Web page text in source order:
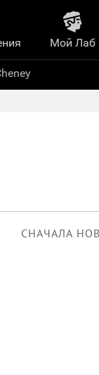
СНАЧАЛА
Mой Лаб​
иринт